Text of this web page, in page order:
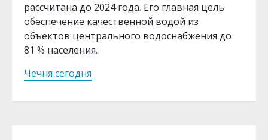
рассчитана до 2024 года. Его главная цель
обеспечение качественной водой из
объектов центрального водоснабжения до
81 % населения.
Чечня сегодня